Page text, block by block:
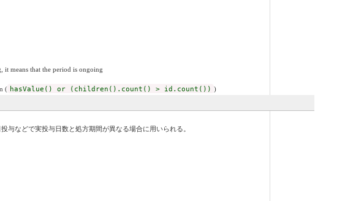
means that the period is ongoing
( hasValue() or (children().count() > id.count()) )
与などで実投与日数と処方期間が異なる場合に用いられる。